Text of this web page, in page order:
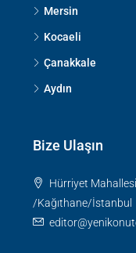
Mersin
Kocaeli
Çanakkale
Aydın
Bize Ulaşın
Hürriyet
/Kağıthane/İstanbul